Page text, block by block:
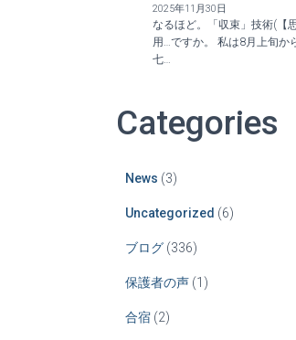
2025年11月30日
なるほど。「収束」技術(【
用…ですか。 私は8月上旬か
七…
Categories
News (3)
Uncategorized (6)
ブログ(336)
保護者の声(1)
合宿(2)